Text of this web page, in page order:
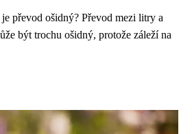
převod ošidný? Převod mezi litry a
být trochu ošidný, protože záleží na